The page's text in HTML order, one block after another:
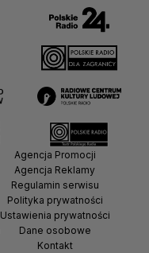
Agencja Promocji
Agencja Reklamy
Regulamin serwisu
Polityka prywatności
Ustawienia prywatności
Dane osobowe
Kontakt